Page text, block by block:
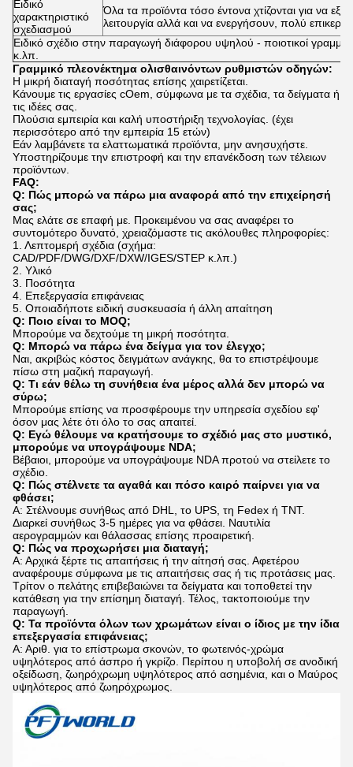
Ειδικό
χαρακτηριστικό
σχεδιασμού
Όλα τα προϊόντα τόσο έντονα χτίζονται για να
λειτουργία αλλά και να ενεργήσουν, πολύ
Ειδικό σχέδιο στην παραγωγή διάφορου υψηλού - ποιοτικοί
κ.λπ.
Γραμμικό πλεονέκτημα ολισθαινόντων ρυθμιστών οδηγών:
Η μικρή διαταγή ποσότητας επίσης χαιρετίζεται.
Κάνουμε τις εργασίες cOem, σύμφωνα με τα σχέδια, τα δείγματα ή
τις ιδέες σας.
Πλούσια εμπειρία και καλή υποστήριξη τεχνολογίας. (έχει
περισσότερο από την εμπειρία 15 ετών)
Εάν λαμβάνετε τα ελαττωματικά προϊόντα, μην ανησυχήστε.
Υποστηρίζουμε την επιστροφή και την επανέκδοση των τέλειων
προϊόντων.
FAQ:
Q: Πώς μπορώ να πάρω μια αναφορά από την επιχείρησή
σας;
Μας ελάτε σε επαφή με. Προκειμένου να σας αναφέρει το
συντομότερο δυνατό, χρειαζόμαστε τις ακόλουθες πληροφορίες:
1. Λεπτομερή σχέδια (σχήμα:
CAD/PDF/DWG/DXF/DXW/IGES/STEP κ.λπ.)
2. Υλικό
3. Ποσότητα
4. Επεξεργασία επιφάνειας
5. Οποιαδήποτε ειδική συσκευασία ή άλλη απαίτηση
Q: Ποιο είναι το MOQ;
Μπορούμε να δεχτούμε τη μικρή ποσότητα.
Q: Μπορώ να πάρω ένα δείγμα για τον έλεγχο;
Ναι, ακριβώς κόστος δειγμάτων ανάγκης, θα το επιστρέψουμε
πίσω στη μαζική παραγωγή.
Q: Τι εάν θέλω τη συνήθεια ένα μέρος αλλά δεν μπορώ να
σύρω;
Μπορούμε επίσης να προσφέρουμε την υπηρεσία σχεδίου εφ'
όσον μας λέτε ότι όλο το σας απαιτεί.
Q: Εγώ θέλουμε να κρατήσουμε το σχέδιό μας στο μυστικό,
μπορούμε να υπογράψουμε NDA;
Βέβαιοι, μπορούμε να υπογράψουμε NDA προτού να στείλετε το
σχέδιο.
Q: Πώς στέλνετε τα αγαθά και πόσο καιρό παίρνει για να
φθάσει;
Α: Στέλνουμε συνήθως από DHL, το UPS, τη Fedex ή TNT.
Διαρκεί συνήθως 3-5 ημέρες για να φθάσει. Ναυτιλία
αερογραμμών και θάλασσας επίσης προαιρετική.
Q: Πώς να προχωρήσει μια διαταγή;
Α: Αρχικά ξέρτε τις απαιτήσεις ή την αίτησή σας. Αφετέρου
αναφέρουμε σύμφωνα με τις απαιτήσεις σας ή τις προτάσεις μας.
Τρίτον ο πελάτης επιβεβαιώνει τα δείγματα και τοποθετεί την
κατάθεση για την επίσημη διαταγή. Τέλος, τακτοποιούμε την
παραγωγή.
Q: Τα προϊόντα όλων των χρωμάτων είναι ο ίδιος με την ίδια
επεξεργασία επιφάνειας;
Α: Αριθ. για το επίστρωμα σκονών, το φωτεινός-χρώμα
υψηλότερος από άσπρο ή γκρίζο. Περίπου η υποβολή σε ανοδική
οξείδωση, ζωηρόχρωμη υψηλότερος από ασημένια, και ο Μαύρος
υψηλότερος από ζωηρόχρωμος.